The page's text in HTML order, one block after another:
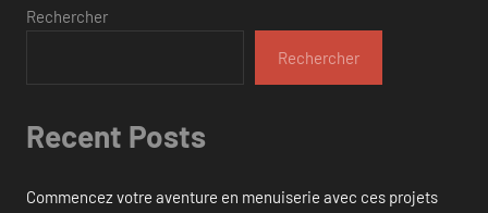
Rechercher
Rechercher
Recent Posts
Commencez votre aventure en menuiserie avec ces projets